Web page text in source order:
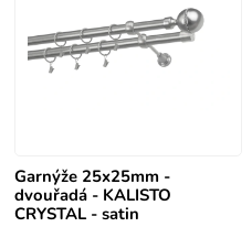
Garnýže 25x25mm -
dvouřadá - KALISTO
CRYSTAL - satin